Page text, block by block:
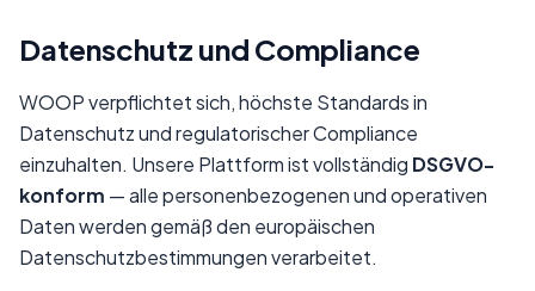
Datenschutz und Compliance
WOOP verpflichtet sich, höchste Standards in
Datenschutz und regulatorischer Compliance
einzuhalten. Unsere Plattform ist vollständig DSGVO-
konform — alle personenbezogenen und operativen
Daten werden gemäß den europäischen
Datenschutzbestimmungen verarbeitet.